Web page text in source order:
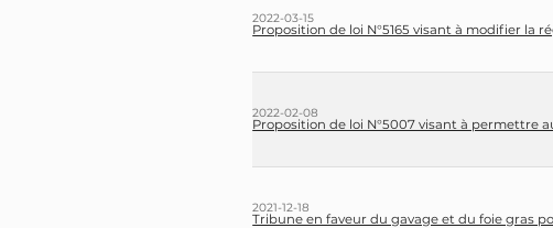
2022-03-15
Proposition de loi N°5165 visant à modifier la
2022-02-08
Proposition de loi N°5007 visant à permettre
2021-12-18
Tribune en faveur du gavage et du foie gras